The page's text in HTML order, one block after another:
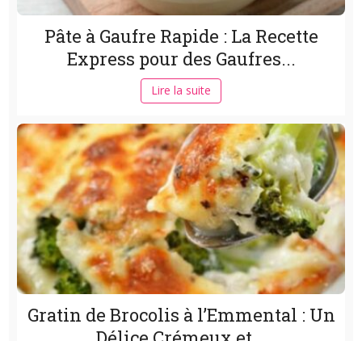
Pâte à Gaufre Rapide : La Recette
Express pour des Gaufres...
Lire la suite
Gratin de Brocolis à l’Emmental : Un